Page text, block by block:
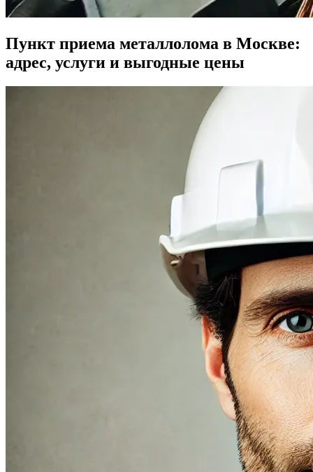
Пункт приема металлолома в Москве:
адрес, услуги и выгодные цены